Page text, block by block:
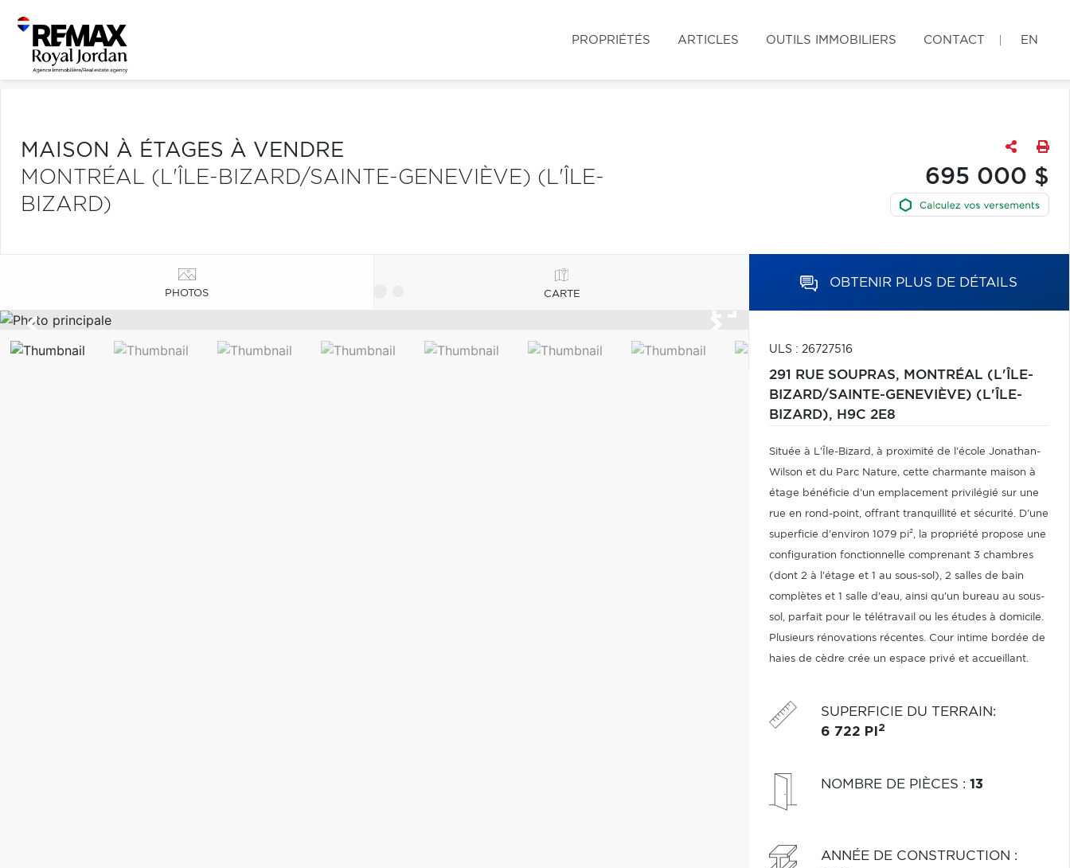
PROPRIÉTÉS ARTICLES OUTILS IMMOBILIERS CONTACT EN
MAISON À ÉTAGES À VENDRE
MONTRÉAL (L'ÎLE-BIZARD/SAINTE-GENEVIÈVE) (L'ÎLE-
BIZARD)
695 000 $
PHOTOS CARTE
OBTENIR PLUS DE DÉTAILS
ULS : 26727516
291 RUE SOUPRAS, MONTRÉAL (L'ÎLE-
BIZARD/SAINTE-GENEVIÈVE) (L'ÎLE-
BIZARD), H9C 2E8
Située à L'Île-Bizard, à proximité de l'école Jonathan-
Wilson et du Parc Nature, cette charmante maison à
étage bénéficie d'un emplacement privilégié sur une
rue en rond-point, offrant tranquillité et sécurité. D'une
superficie d'environ 1079 pi², la propriété propose une
configuration fonctionnelle comprenant 3 chambres
(dont 2 à l'étage et 1 au sous-sol), 2 salles de bain
complètes et 1 salle d'eau, ainsi qu'un bureau au sous-
sol, parfait pour le télétravail ou les études à domicile.
Plusieurs rénovations récentes. Cour intime bordée de
haies de cèdre crée un espace privé et accueillant.
SUPERFICIE DU TERRAIN:
6 722 PI 2
NOMBRE DE PIÈCES : 13
ANNÉE DE CONSTRUCTION :